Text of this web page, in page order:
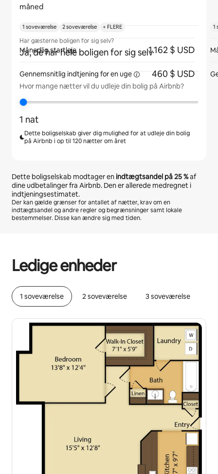
måned
Har gæsterne boligen for sig selv?
Ja, de har hele boligen for sig selv
Hvor mange nætter vil du udleje din bolig på Airbnb?
1 nat
Dette boligselskab giver dig mulighed for at udleje din bolig
på Airbnb i op til 120 nætter om året
Dette boligselskab modtager enindtægtsandel på25 %af
dine udbetalinger fra Airbnb. Den er allerede medregnet i
indtjeningsestimatet.
Der kan gælde grænser for antallet af nætter, krav om en
indtægtsandel og andre regler og begrænsninger samt lokale
bestemmelser. Disse kan ændre sig med tiden.
Ledige enheder
1 soveværelse 2 soveværelse 3 soveværelse
1 soveværelse 2 soveværelse + FLERE
Månedlig startleje 1.162 $ USD
Gennemsnitlig indtjening foren uge 460 $ USD
1